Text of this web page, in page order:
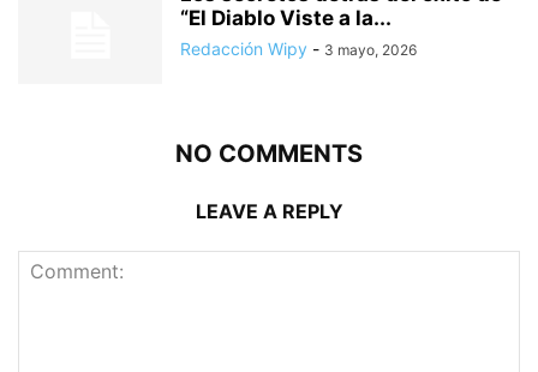
“El Diablo Viste a la...
Redacción Wipy - 3 mayo, 2026
NO COMMENTS
LEAVE A REPLY